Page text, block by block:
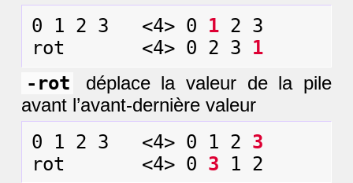
0 1 2 3   <4> 0 1 2 3
rot       <4> 0 2 3 1
-rot
déplace la valeur de la pile
avant l’avant-dernière valeur
0 1 2 3   <4> 0 1 2 3
rot       <4> 0 3